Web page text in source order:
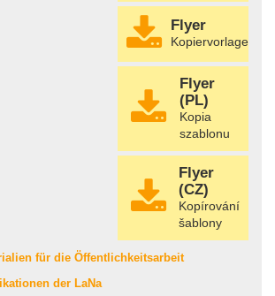
Flyer
Kopiervorlage
Flyer
(PL)
Kopia
szablonu
Flyer
(CZ)
Kopírování
šablony
für die Öffentlichkeitsarbeit
der LaNa